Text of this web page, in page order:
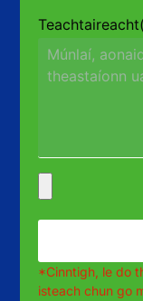
*Cinntigh, le do
isteach chun go